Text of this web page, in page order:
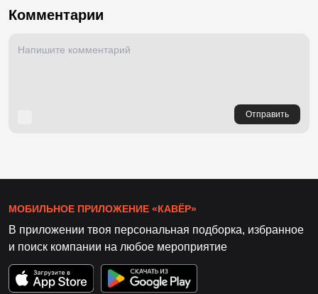
Комментарии
Отправить
МОБИЛЬНОЕ ПРИЛОЖЕНИЕ «КАВЁР»
В приложении твоя персональная подборка, избранное
и поиск компании на любое мероприятие